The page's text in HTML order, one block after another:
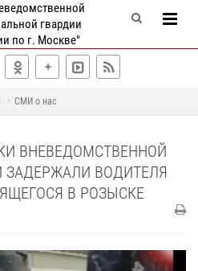
гвардии
по г. Москве"
СМИ о нас
ВНЕВЕДОМСТВЕННОЙ
ЗАДЕРЖАЛИ ВОДИТЕЛЯ
В РОЗЫСКЕ